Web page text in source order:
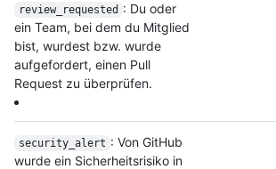
review_requested : Du oder
ein Team, bei dem du Mitglied
bist, wurdest bzw. wurde
aufgefordert, einen Pull
Request zu überprüfen.
security_alert : Von GitHub
wurde ein Sicherheitsrisiko in